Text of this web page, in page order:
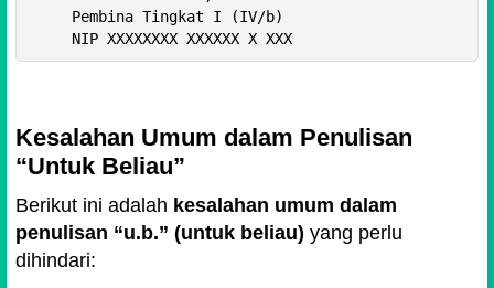
Kesalahan Umum dalam Penulisan
“Untuk Beliau”
Berikut ini adalah kesalahan umum dalam
penulisan “u.b.” (untuk beliau) yang perlu
dihindari: